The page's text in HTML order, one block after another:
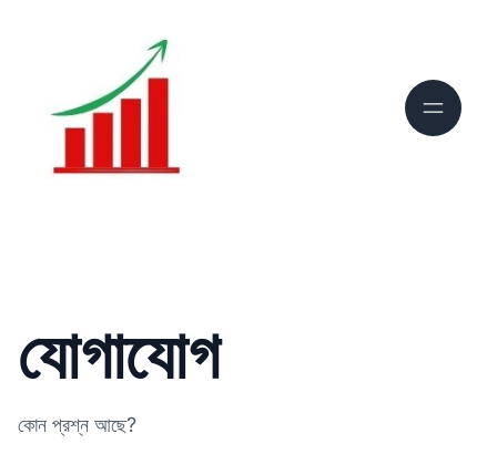
যোগাযোগ
কোন প্রশ্ন আছে?